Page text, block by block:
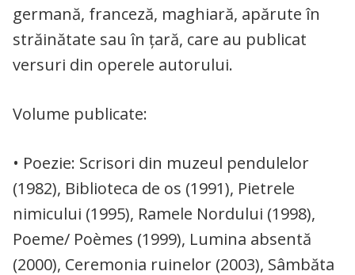
germană, franceză, maghiară, apărute în
străinătate sau în ţară, care au publicat
versuri din operele autorului.
Volume publicate:
• Poezie: Scrisori din muzeul pendulelor
(1982), Biblioteca de os (1991), Pietrele
nimicului (1995), Ramele Nordului (1998),
Poeme/ Poèmes (1999), Lumina absentă
(2000), Ceremonia ruinelor (2003), Sâmbăta